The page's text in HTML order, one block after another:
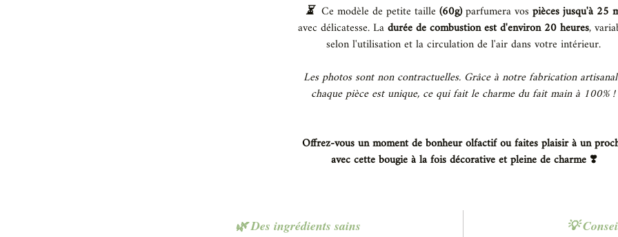
⏳️ Ce modèle de petite taille(60g)parfumera vospièces jusqu'à 25
avec délicatesse. Ladurée de combustion est d'environ 20 heures,
selon l'utilisation et la circulation de l'air dans votre intérieur.
Les photos sont non contractuelles. Grâce à notre fabrication
chaque pièce est unique, ce qui fait le charme du fait main à 100% !
Offrez-vous un moment de bonheur olfactif ou faites plaisir à un
avec cette bougie à la fois décorative et pleine de charme ❣️
🌿 Des ingrédients sains 💡